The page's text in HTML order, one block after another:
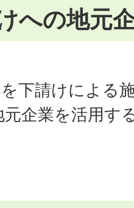
への地元
下請けによる
企業を活用す